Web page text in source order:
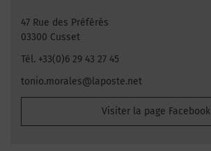
47 Rue des Préférés
03300 Cusset
Tél. +33(0)6 29 43 27 45
tonio.morales@laposte.net
Visiter la page Facebook